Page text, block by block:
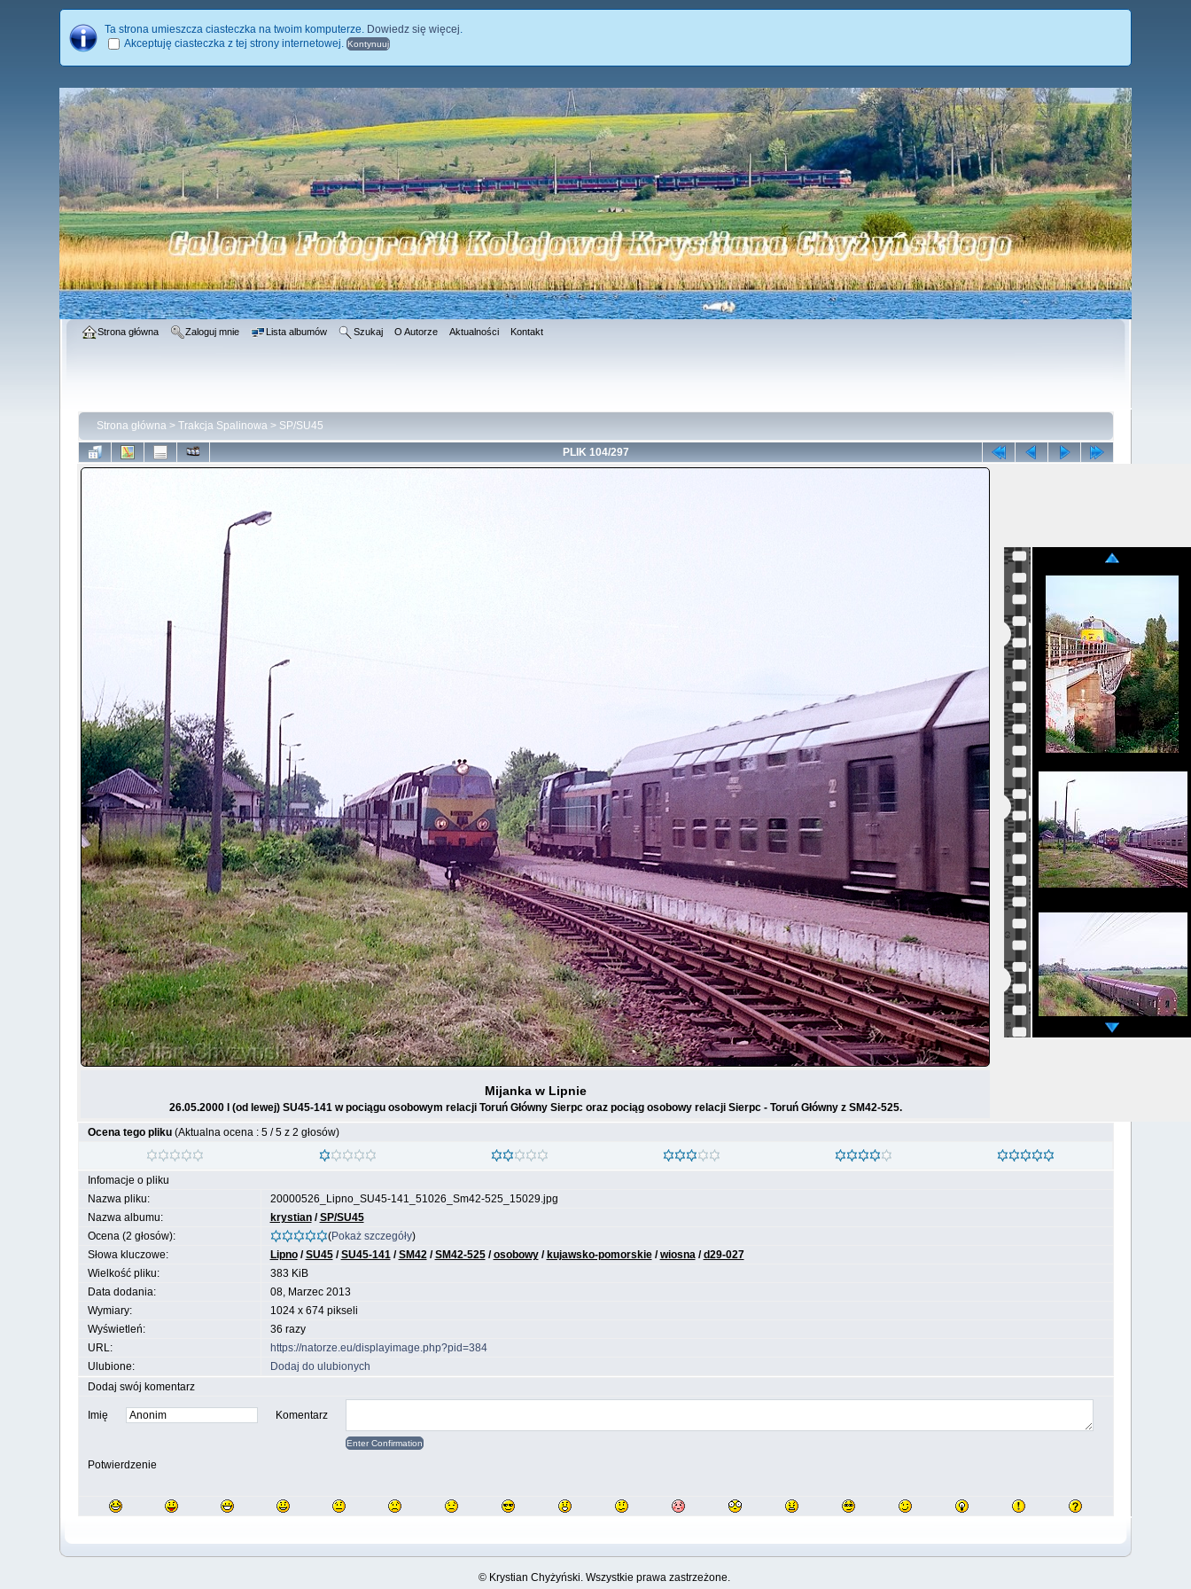
Ta strona umieszcza ciasteczka na twoim komputerze. Dowiedz się więcej.
Akceptuję ciasteczka z tej strony internetowej.
Strona główna Zaloguj mnie Lista albumów Szukaj O Autorze Aktualności Kontakt
Strona główna > Trakcja Spalinowa > SP/SU45
PLIK 104/297
Mijanka w Lipnie
26.05.2000 l (od lewej) SU45-141 w pociągu osobowym relacji Toruń Główny Sierpc oraz pociąg osobowy relacji Sierpc - Toruń Główny z SM42-525.
Ocena tego pliku (Aktualna ocena : 5 / 5 z 2 głosów)
Infomacje o pliku
Nazwa pliku:
20000526_Lipno_SU45-141_51026_Sm42-525_15029.jpg
Nazwa albumu:
krystian/SP/SU45
Ocena (2 głosów):
(Pokaż szczegóły)
Słowa kluczowe:
Lipno/SU45/SU45-141 /SM42 /SM42-525/osobowy/kujawsko-pomorskie/wiosna /d29-027
Wielkość pliku:
383 KiB
Data dodania:
08, Marzec 2013
Wymiary:
1024 x 674 pikseli
Wyświetleń:
36 razy
URL:
https://natorze.eu/displayimage.php?pid=384
Ulubione:
Dodaj do ulubionych
Dodaj swój komentarz
Imię Komentarz
Potwierdzenie
© Krystian Chyżyński. Wszystkie prawa zastrzeżone.